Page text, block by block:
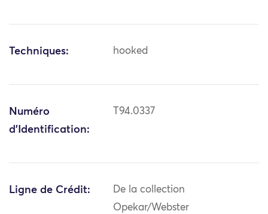
Techniques: hooked
Numéro
d'Identification:
T94.0337
Ligne de Crédit:
De la collection
Opekar/Webster